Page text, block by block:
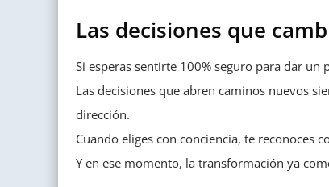
Las decisiones que
Si esperas sentirte 100% seguro para dar un
Las decisiones que abren caminos nuevos
dirección.
Cuando eliges con conciencia, te reconoces
Y en ese momento, la transformación ya